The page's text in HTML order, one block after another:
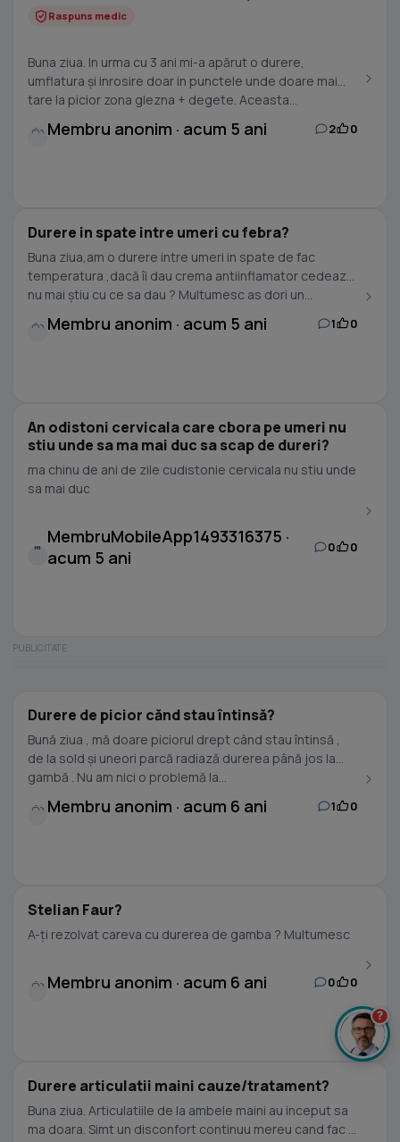
Raspuns medic
Buna ziua. In urma cu 3 ani mi-a apărut o durere,
umflatura și inrosire doar in punctele unde doare mai
tare la picior zona glezna + degete. Aceasta...
Membru anonim · acum 5 ani 2 0
Durere in spate intre umeri cu febra?
Buna ziua,am o durere intre umeri in spate de fac
temperatura ,dacă îi dau crema antiinflamator cedează
nu mai știu cu ce sa dau ? Multumesc as dori un...
Membru anonim · acum 5 ani 1 0
An odistoni cervicala care cbora pe umeri nu
stiu unde sa ma mai duc sa scap de dureri?
ma chinu de ani de zile cudistonie cervicala nu stiu unde
sa mai duc
M
MembruMobileApp1493316375 ·
acum 5 ani
0 0
Durere de picior cănd stau întinsă?
Bună ziua , mă doare piciorul drept când stau întinsă ,
de la sold și uneori parcă radiază durerea până jos la
gambă . Nu am nici o problemă la...
Membru anonim · acum 6 ani 1 0
Stelian Faur?
A-ți rezolvat careva cu durerea de gamba ? Multumesc
Membru anonim · acum 6 ani 0 0
Durere articulatii maini cauze/tratament?
Buna ziua. Articulatiile de la ambele maini au inceput sa
ma doara. Simt un disconfort continuu mereu cand fac o
?